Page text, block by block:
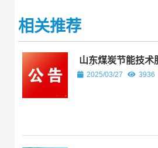
相关推荐
山东煤炭节能技术
会责任报告
2025/03/27 3936